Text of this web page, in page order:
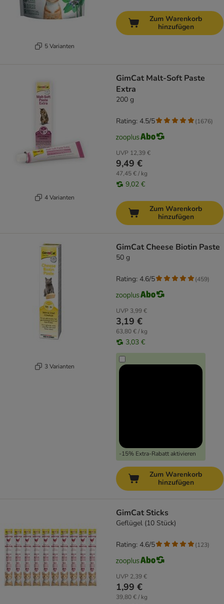
5 Varianten
Zum Warenkorb
hinzufügen
4 Varianten
GimCat Malt-Soft Paste
Extra
200 g
UVP 12,39 €
9,49 €
47,45 € / kg
9,02 €
Rating: 4.5/5 (1676)
Zum Warenkorb
hinzufügen
3 Varianten
GimCat Cheese Biotin Paste
50 g
UVP 3,99 €
3,19 €
63,80 € / kg
3,03 €
-15% Extra-Rabatt aktivieren
Rating: 4.6/5 (459)
Zum Warenkorb
hinzufügen
GimCat Sticks
Geflügel (10 Stück)
UVP 2,39 €
1,99 €
39,80 € / kg
Rating: 4.6/5 (123)